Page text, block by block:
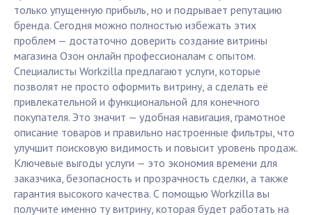
только упущенную прибыль, но и подрывает репутацию
бренда. Сегодня можно полностью избежать этих
проблем — достаточно доверить создание витрины
магазина Озон онлайн профессионалам с опытом.
Специалисты Workzilla предлагают услуги, которые
позволят не просто оформить витрину, а сделать её
привлекательной и функциональной для конечного
покупателя. Это значит — удобная навигация, грамотное
описание товаров и правильно настроенные фильтры, что
улучшит поисковую видимость и повысит уровень продаж.
Ключевые выгоды услуги — это экономия времени для
заказчика, безопасность и прозрачность сделки, а также
гарантия высокого качества. С помощью Workzilla вы
получите именно ту витрину, которая будет работать на